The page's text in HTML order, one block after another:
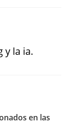
y la ia.
en las